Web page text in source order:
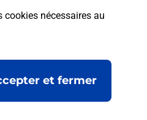
cookies nécessaires au
et fermer
personnelles et cookies